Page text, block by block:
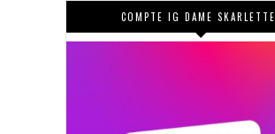
COMPTE IG DAME SKARLETTE